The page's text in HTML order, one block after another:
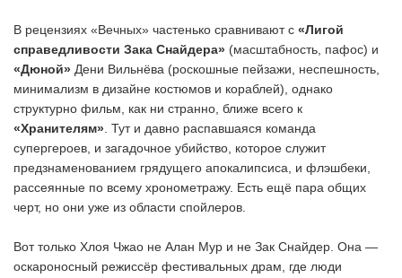
В рецензиях «Вечных» частенько сравнивают с «Лигой
справедливости Зака Снайдера» (масштабность, пафос) и
«Дюной» Дени Вильнёва (роскошные пейзажи, неспешность,
минимализм в дизайне костюмов и кораблей), однако
структурно фильм, как ни странно, ближе всего к
«Хранителям» . Тут и давно распавшаяся команда
супергероев, и загадочное убийство, которое служит
предзнаменованием грядущего апокалипсиса, и флэшбеки,
рассеянные по всему хронометражу. Есть ещё пара общих
черт, но они уже из области спойлеров.
Вот только Хлоя Чжао не Алан Мур и не Зак Снайдер. Она —
оскароносный режиссёр фестивальных драм, где люди